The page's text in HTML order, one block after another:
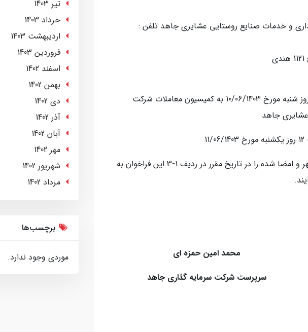
و خدمات صنایع روستایی عشایری جاهد تلفن :
1-3- مهلت ارائه پیشنهادات: تا ساعت 12 روز ‌شنبه مورخ 10/06/1403 به کمیسیون معاملات شرکت
جاهد
3-3- متقاضیان بایستی پیشنهاد قیمت مهر و امضا شده را در تاریخ مقرر در ردیف 1-3 این فراخوان به
حمزه ای
سرمایه گذاری جاهد
تير 1403
خرداد 1403
ارديبهشت 1403
فروردین 1403
اسفند 1402
بهمن 1402
دی 1402
آذر 1402
آبان 1402
مهر 1402
شهریور 1402
مرداد 1402
برچسب‌ها
موردی وجود ندارد.